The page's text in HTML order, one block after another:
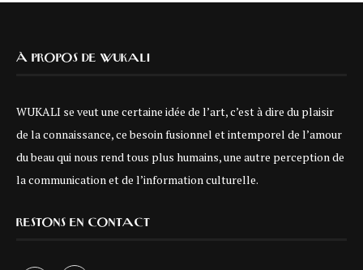
À PROPOS DE WUKALI
WUKALI se veut une certaine idée de l’art, c’est à dire du plaisir
de la connaissance, ce besoin fusionnel et intemporel de l’amour
du beau qui nous rend tous plus humains, une autre perception de
la communication et de l’information culturelle.
RESTONS EN CONTACT